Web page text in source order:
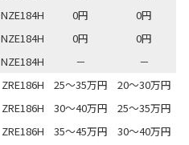
NZE184H 0円
0円
NZE184H 0円
0円
NZE184H －
－
ZRE186H 25～35万円
20～30万円
ZRE186H 30～40万円
25～35万円
ZRE186H 35～45万円
30～40万円